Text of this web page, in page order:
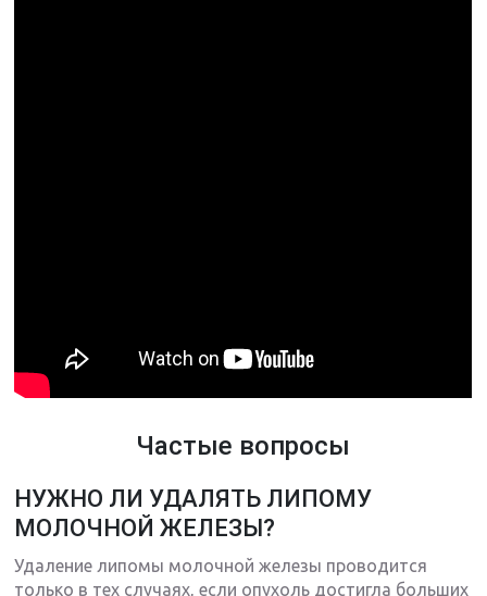
Частые вопросы
НУЖНО ЛИ УДАЛЯТЬ ЛИПОМУ
МОЛОЧНОЙ ЖЕЛЕЗЫ?
Удаление липомы молочной железы проводится
только в тех случаях, если опухоль достигла больших